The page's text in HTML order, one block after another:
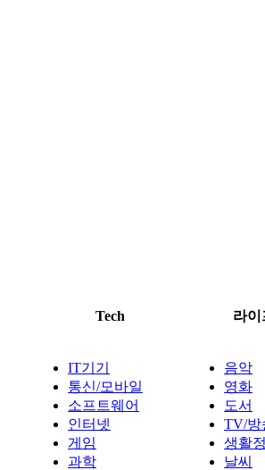
Tech 라이
IT기기
통신/모바일
소프트웨어
인터넷
게임
과학
음악
영화
도서
TV/방
생활
날씨